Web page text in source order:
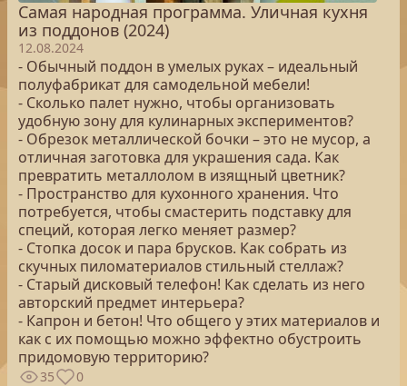
Самая народная программа. Уличная кухня
из поддонов (2024)
12.08.2024
- Обычный поддон в умелых руках – идеальный
полуфабрикат для самодельной мебели!
- Сколько палет нужно, чтобы организовать
удобную зону для кулинарных экспериментов?
- Обрезок металлической бочки – это не мусор, а
отличная заготовка для украшения сада. Как
превратить металлолом в изящный цветник?
- Пространство для кухонного хранения. Что
потребуется, чтобы смастерить подставку для
специй, которая легко меняет размер?
- Стопка досок и пара брусков. Как собрать из
скучных пиломатериалов стильный стеллаж?
- Старый дисковый телефон! Как сделать из него
авторский предмет интерьера?
- Капрон и бетон! Что общего у этих материалов и
как с их помощью можно эффектно обустроить
придомовую территорию?
35 0